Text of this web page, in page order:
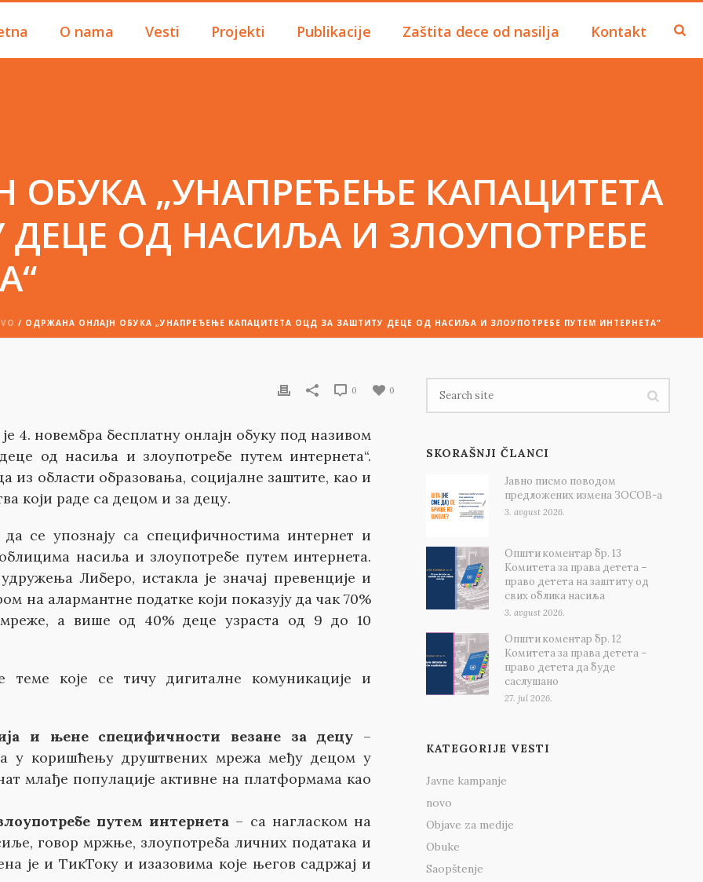
O nama Vesti Projekti Publikacije Zaštita dece od nasilja Kontakt
„УНАПРЕЂЕЊЕ КАПАЦИТЕТА
ОД НАСИЉА И ЗЛОУПОТРЕБЕ
/ ОДРЖАНА ОНЛАЈН ОБУКА „УНАПРЕЂЕЊЕ КАПАЦИТЕТА ОЦД ЗА ЗАШТИТУ ДЕЦЕ ОД НАСИЉА И ЗЛОУПОТРЕБЕ ПУТЕМ ИНТЕРНЕТА“
0
0
4. новембра бесплатну онлајн обуку под називом
од насиља и злоупотребе путем интернета“.
из области образовања, социјалне заштите, као и
који раде са децом и за децу.
се упознају са специфичностима интернет и
насиља и злоупотребе путем интернета.
Либеро, истакла је значај превенције и
на алармантне податке који показују да чак 70%
а више од 40% деце узраста од 9 до 10
које се тичу дигиталне комуникације и
и њене специфичности везане за децу –
у коришћењу друштвених мрежа међу децом у
млађе популације активне на платформама као
путем интернета – са нагласком на
говор мржње, злоупотреба личних података и
је и ТикТоку и изазовима које његов садржај и
SKORAŠNJI ČLANCI
Јавно писмо поводом
предложених измена ЗОСОВ-а
3. avgust 2026.
Општи коментар бр. 13
Комитета за права детета –
право детета на заштиту од
свих облика насиља
3. avgust 2026.
Општи коментар бр. 12
Комитета за права детета –
право детета да буде
саслушано
27. jul 2026.
KATEGORIJE VESTI
Javne kampanje
novo
Objave za medije
Obuke
Saopštenje